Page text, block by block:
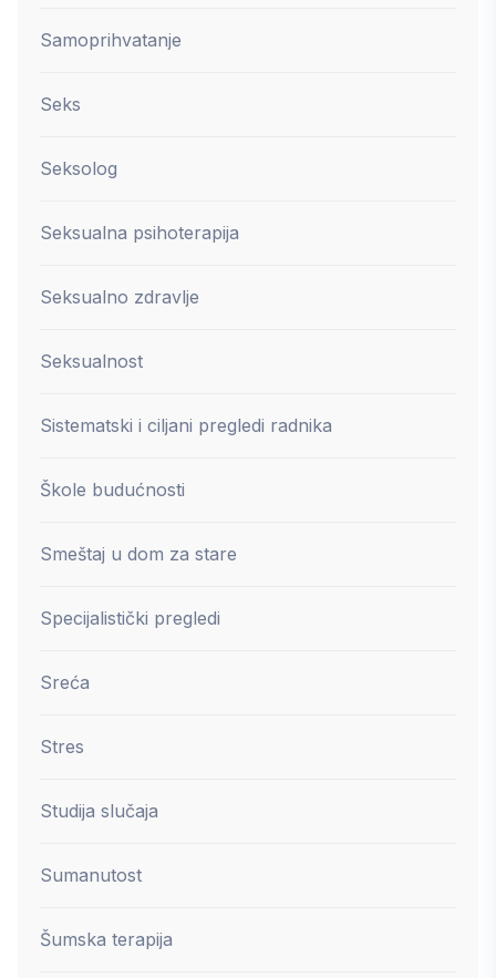
Samoprihvatanje
Seks
Seksolog
Seksualna psihoterapija
Seksualno zdravlje
Seksualnost
Sistematski i ciljani pregledi radnika
Škole budućnosti
Smeštaj u dom za stare
Specijalistički pregledi
Sreća
Stres
Studija slučaja
Sumanutost
Šumska terapija